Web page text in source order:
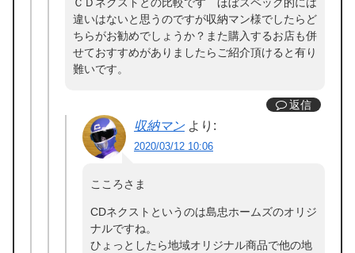
ＣＤネクストとの比較です ほぼスペック的には
違いはないと思うのですが収納マン様でしたらど
ちらがお勧めでしょうか？また購入するお店も併
せておすすめがありましたらご紹介頂けると有り
難いです。
返信
収納マン より:
2020/03/12 10:06
こころさま
CDネクストというのは島忠ホームズのオリジ
ナルですね。
ひょっとしたら地域オリジナル商品で他の地